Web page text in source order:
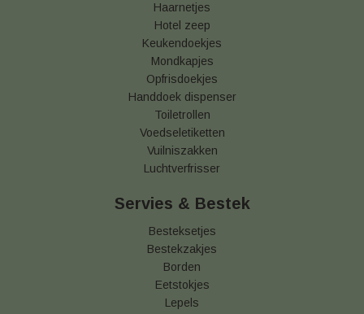
Haarnetjes
Hotel zeep
Keukendoekjes
Mondkapjes
Opfrisdoekjes
Handdoek dispenser
Toiletrollen
Voedseletiketten
Vuilniszakken
Luchtverfrisser
Servies & Bestek
Besteksetjes
Bestekzakjes
Borden
Eetstokjes
Lepels